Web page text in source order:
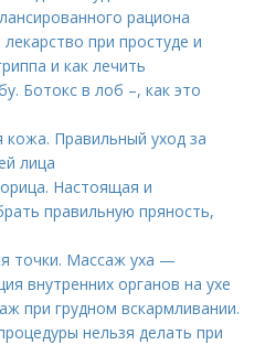
рациона
при простуде и
и как лечить
Ботокс в лоб –, как это
кожа. Правильный уход за
лица
Настоящая и
правильную пряность,
точки. Массаж уха —
внутренних органов на ухе
при грудном вскармливании.
нельзя делать при